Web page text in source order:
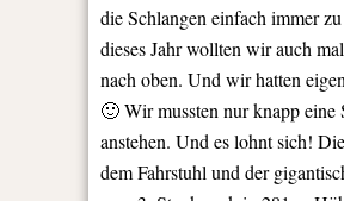
die Schlangen einfach immer
dieses Jahr wollten wir auch
nach oben. Und wir hatten
🙂 Wir mussten nur knapp eine
anstehen. Und es lohnt sich!
dem Fahrstuhl und der